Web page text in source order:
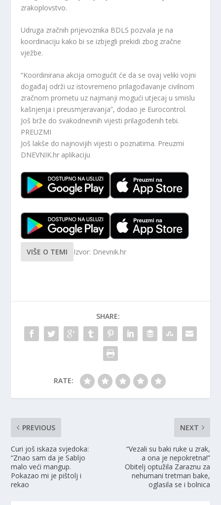
zrakoplovstvo.
Udruga zračnih prijevoznika BDLS pozvala je na
koordinaciju kako bi se izbjegli prekidi zbog zračne
vježbe.
“Koordinirana akcija omogućit će da se ovaj veliki vojni
događaj održi uz istovremeno prilagođavanje civilnom
zračnom prometu uz najmanji mogući utjecaj u smislu
kašnjenja i preusmjeravanja”, dodao je Eurocontrol.
Još brže do svakodnevnih vijesti prilagođenih tebi.
PREUZMI
Još lakše do najnovijih vijesti o poznatima. Preuzmi
DNEVNIK.hr aplikaciju
VIŠE O TEMI Izvor: Dnevnik.hr
SHARE:
RATE:
PREVIOUS
Curi još iskaza svjedoka:
“Znao sam da je Sabljo
malo veći mangup.
Pokazao mi je pištolj i
rekao
NEXT
“Vezali su baki ruke u zrak,
a ona je nepokretna!”
Obitelj optužila Zaraznu za
nehumani tretman bake,
oglasila se i bolnica